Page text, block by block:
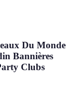
Du Monde
Bannières
Clubs